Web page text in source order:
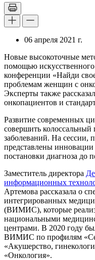
06 апреля 2021 г.
Новые высокоточные
помощью
конференции «Найди
проблемам женщин с
Эксперты также
онкопациентов и
Развитие современных
совершить
заболеваний. На
представлены инновации
постановки диагноза до
Заместитель директора
информационных
Артемова рассказала о
интегрированных
(ВИМИС), которые
национальными
центрами. В 2020 году
ВИМИС по профилям
«Акушерство,
«Онкология».